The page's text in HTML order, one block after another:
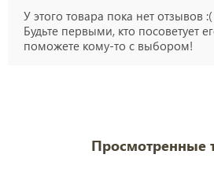
У этого товара пока нет отзывов :(
Будьте первыми, кто посоветует
поможете кому-то с выбором!
Просмотренные